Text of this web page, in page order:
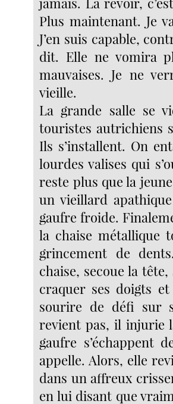
Plus maintenant. Je
J’en suis capable,
dit. Elle ne vomira
mauvaises. Je ne
vieille.
La grande salle se
touristes autrichiens
Ils s’installent. On
lourdes valises qui
reste plus que la
un vieillard
gaufre froide.
la chaise métallique
grincement de
chaise, secoue la
craquer ses doigts
sourire de défi sur
revient pas, il injurie
gaufre s’échappent
appelle. Alors, elle
dans un affreux
en lui disant que